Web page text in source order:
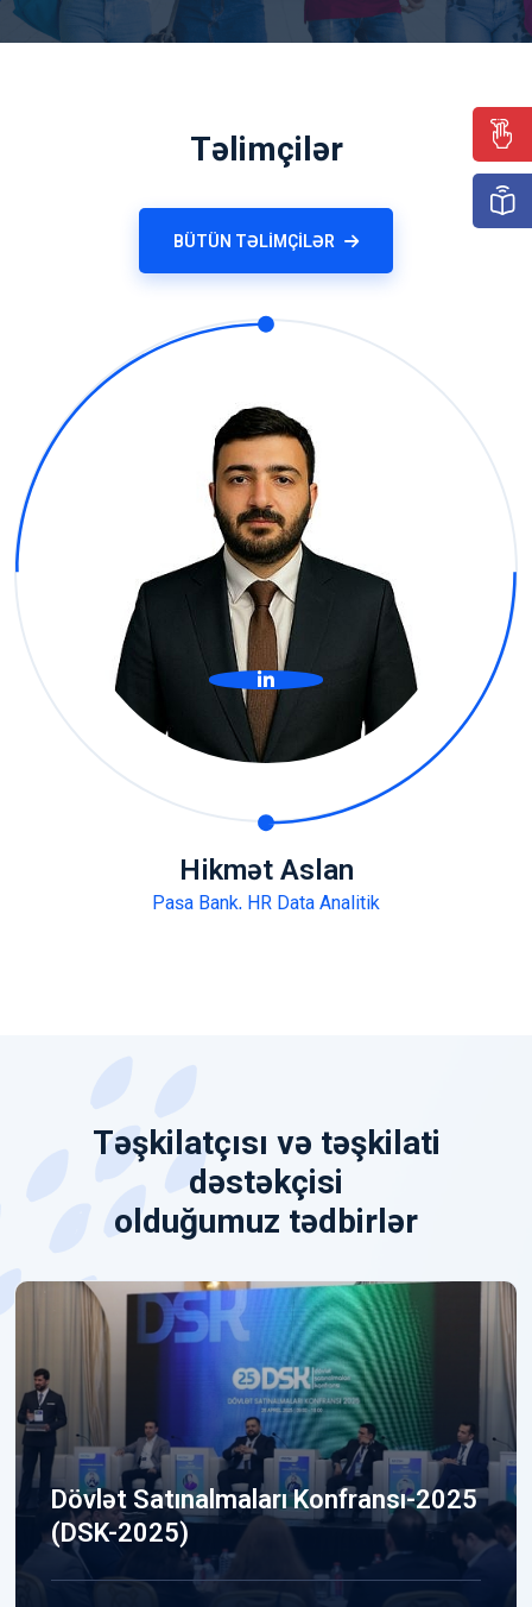
Təlimçilər
BÜTÜN TƏLIMÇILƏR
Hikmət Aslan
Paşa Bank, HR Data Analitik
Təşkilatçısı və təşkilati
dəstəkçisi
olduğumuz tədbirlər
Dövlət Satınalmaları Konfransı-2025
(DSK-2025)